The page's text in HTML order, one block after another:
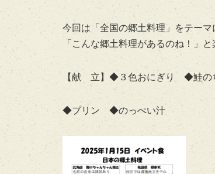
今回は「全国の郷土料理」をテー
「こんな郷土料理があるのね！」
【献 立】◆３色おにぎり ◆鮭の
◆プリン ◆のっぺい汁